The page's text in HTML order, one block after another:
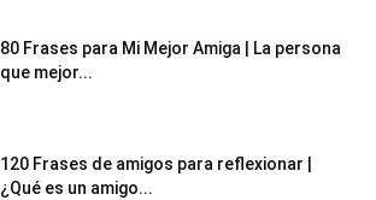
80 Frases para Mi Mejor Amiga | La persona
que mejor...
120 Frases de amigos para reflexionar |
¿Qué es un amigo...